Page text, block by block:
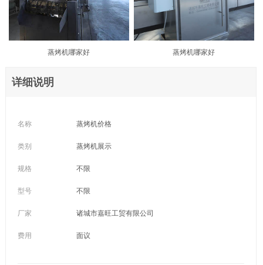
蒸烤机哪家好 蒸烤机哪家好
详细说明
名称 蒸烤机价格
类别 蒸烤机展示
规格 不限
型号 不限
厂家 诸城市嘉旺工贸有限公司
费用 面议